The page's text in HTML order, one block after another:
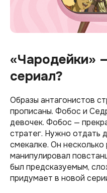
«Чародейки»
сериал?
Образы антагонистов
прописаны. Фобос и
девочек. Фобос —
стратег. Нужно отдать
смекалке. Он
манипулировал
был предсказуемым,
придумает в новой